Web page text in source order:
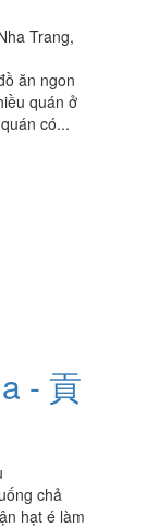
Trang,
- 貢